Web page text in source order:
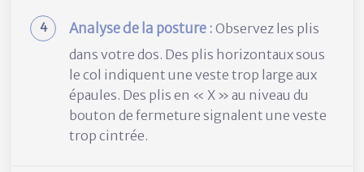
Analyse de la posture : Observez les plis
dans votre dos. Des plis horizontaux sous
le col indiquent une veste trop large aux
épaules. Des plis en « X » au niveau du
bouton de fermeture signalent une veste
trop cintrée.